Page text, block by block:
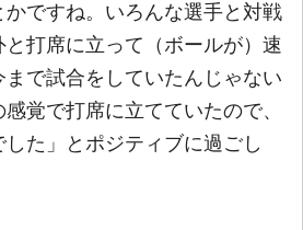
かですね。いろんな選手と対戦
と打席に立って（ボールが）速
まで試合をしていたんじゃない
覚で打席に立てていたので、
た」とポジティブに過ごし